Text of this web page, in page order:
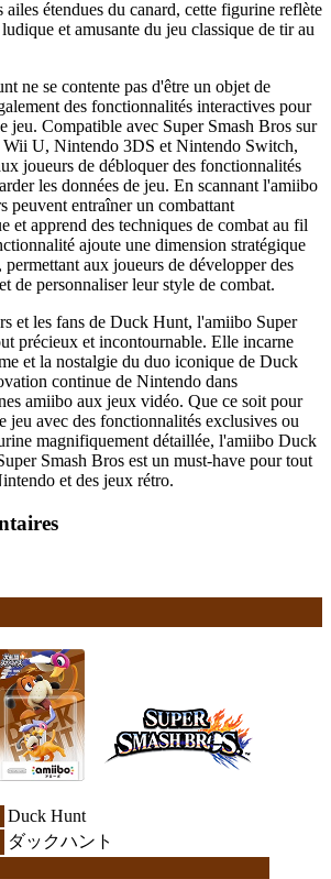
ailes étendues du canard, cette figurine reflète
et amusante du jeu classique de tir au
ne se contente pas d'être un objet de
des fonctionnalités interactives pour
jeu. Compatible avec Super Smash Bros sur
Wii U, Nintendo 3DS et Nintendo Switch,
joueurs de débloquer des fonctionnalités
les données de jeu. En scannant l'amiibo
peuvent entraîner un combattant
et apprend des techniques de combat au fil
ajoute une dimension stratégique
aux joueurs de développer des
de personnaliser leur style de combat.
et les fans de Duck Hunt, l'amiibo Super
précieux et incontournable. Elle incarne
et la nostalgie du duo iconique de Duck
continue de Nintendo dans
amiibo aux jeux vidéo. Que ce soit pour
jeu avec des fonctionnalités exclusives ou
magnifiquement détaillée, l'amiibo Duck
Smash Bros est un must-have pour tout
et des jeux rétro.
Duck Hunt
ダックハント